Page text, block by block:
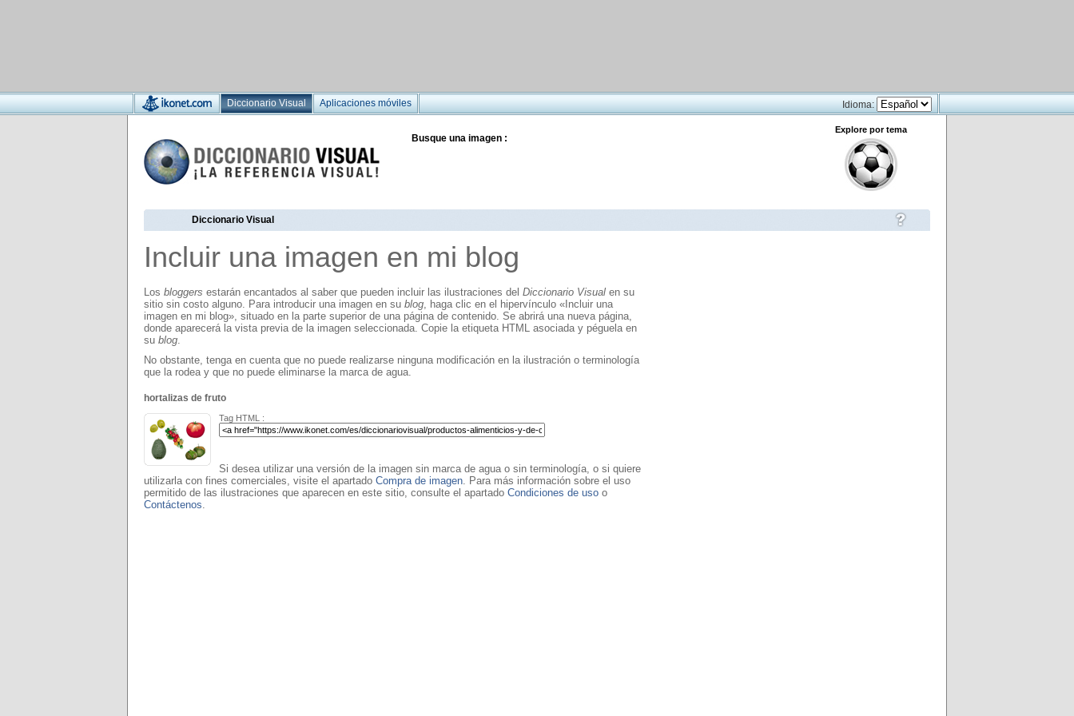
Diccionario Visual Aplicaciones móviles Idioma:
Busque una imagen :
Explore por tema
Diccionario Visual
Incluir una imagen en mi blog
Los bloggers estarán encantados al saber que pueden incluir las ilustraciones del Diccionario Visual en su
sitio sin costo alguno. Para introducir una imagen en su blog, haga clic en el hipervínculo «Incluir una
imagen en mi blog», situado en la parte superior de una página de contenido. Se abrirá una nueva página,
donde aparecerá la vista previa de la imagen seleccionada. Copie la etiqueta HTML asociada y péguela en
su blog.
No obstante, tenga en cuenta que no puede realizarse ninguna modificación en la ilustración o terminología
que la rodea y que no puede eliminarse la marca de agua.
hortalizas de fruto
Tag HTML :
Si desea utilizar una versión de la imagen sin marca de agua o sin terminología, o si quiere
utilizarla con fines comerciales, visite el apartado Compra de imagen. Para más información sobre el uso
permitido de las ilustraciones que aparecen en este sitio, consulte el apartado Condiciones de uso o
Contáctenos.